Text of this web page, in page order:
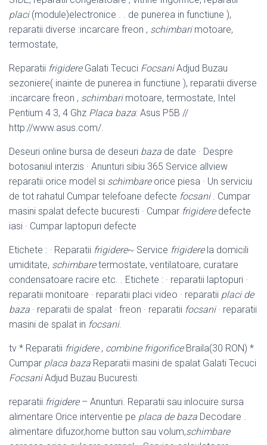
placi(module)electronice . . de punerea in functiune ),
reparatii diverse :incarcare freon , schimbarimotoare,
termostate,
Reparatii frigidereGalati Tecuci FocsaniAdjud Buzau
sezoniere( inainte de punerea in functiune ), reparatii diverse
:incarcare freon , schimbarimotoare, termostate, Intel
Pentium 4 3, 4 Ghz Placa baza: Asus P5B //
http://www.asus.com/.
Deseuri online bursa de deseuri baza de date · Despre
botosaniul interzis · Anunturi sibiu 365 Service allview
reparatii orice model si schimbareorice piesa · Un serviciu
de tot rahatul Cumpar telefoane defecte focsani. Cumpar
masini spalat defecte bucuresti · Cumpar frigideredefecte
iasi · Cumpar laptopuri defecte
Etichete : · Reparatii frigidere~ Service frigiderela domicili
umiditate, schimbaretermostate, ventilatoare, curatare
condensatoare racire etc. . Etichete : · reparatii laptopuri ·
reparatii monitoare · reparatii placi video · reparatii placi de
baza · reparatii de spalat · freon · reparatii focsani· reparatii
masini de spalat in focsani.
tv * Reparatii frigidere, combine frigorificeBraila(30 RON) *
Cumpar placa baza Reparatii masini de spalat Galati Tecuci
FocsaniAdjud Buzau Bucuresti.
reparatii frigidere– Anunturi. Reparatii sau inlocuire sursa
alimentare Orice interventie pe placa de baza Decodare .
alimentare difuzor,home button sau volum,schimbare